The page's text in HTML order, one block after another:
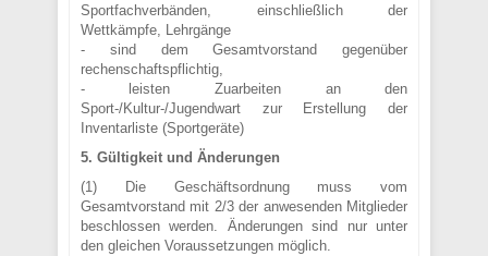
Sportfachverbänden, einschließlich der
Wettkämpfe, Lehrgänge
- sind dem Gesamtvorstand gegenüber
rechenschaftspflichtig,
- leisten Zuarbeiten an den
Sport-/Kultur-/Jugendwart zur Erstellung der
Inventarliste (Sportgeräte)
5. Gültigkeit und Änderungen
(1) Die Geschäftsordnung muss vom
Gesamtvorstand mit 2/3 der anwesenden Mitglieder
beschlossen werden. Änderungen sind nur unter
den gleichen Voraussetzungen möglich.